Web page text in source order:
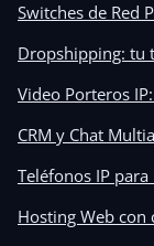
Switches de Red
Dropshipping: tu
Video Porteros
CRM y Chat
Teléfonos IP
Hosting Web con